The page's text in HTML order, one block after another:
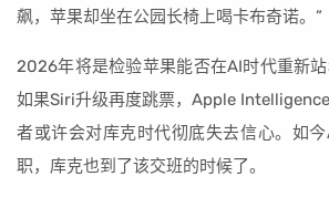
飙，苹果却坐在公园长椅上喝卡布奇诺。”
2026年将是检验苹果能否在AI时代重新站
如果Siri升级再度跳票，Apple
者或许会对库克时代彻底失去信心。如
职，库克也到了该交班的时候了。